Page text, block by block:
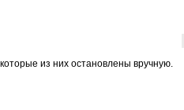
из них остановлены вручную.